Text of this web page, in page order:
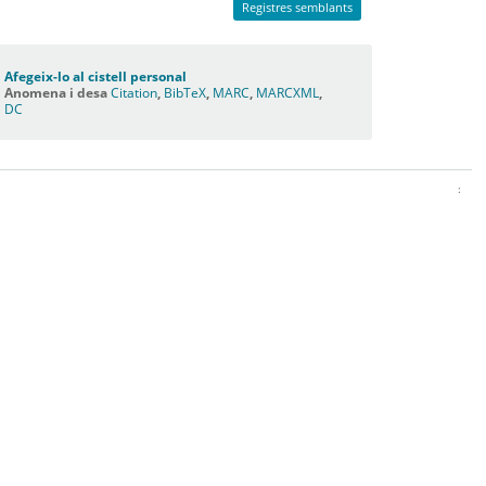
Registres semblants
Afegeix-lo al cistell personal
Anomena i desaCitation BibTeX MARC MARCXML
DC
: